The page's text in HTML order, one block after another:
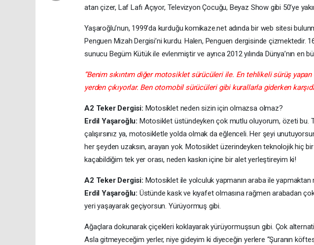
atan çizer, Laf Lafı Açıyor, Televizyon Çocuğu, Beyaz Show gibi 50’ye
Yaşaroğlu’nun, 1999’da kurduğu komikaze.net adında bir web sitesi
Penguen Mizah Dergisi’ni kurdu. Halen, Penguen dergisinde çizmektedir.
sunucu Begüm Kütük ile evlenmiştir ve ayrıca 2012 yılında Dünya’nın en
“Benim sıkıntım diğer motosiklet sürücüleri ile. En tehlikeli sürüş
yerden çıkıyorlar. Ben otomobil sürücüleri gibi kurallarla giderken
A2 Teker Dergisi: Motosiklet neden sizin için olmazsa olmaz?
Erdil Yaşaroğlu: Motosiklet üstündeyken çok mutlu oluyorum, özeti bu.
çalışırsınız ya, motosikletle yolda olmak da eğlenceli. Her şeyi
her şeyden uzaksın, arayan yok. Motosiklet üzerindeyken teknolojik hiç
kaçabildiğim tek yer orası, neden kaskın içine bir alet yerleştireyim ki!
A2 Teker Dergisi: Motosiklet ile yolculuk yapmanın araba ile yapmaktan
Erdil Yaşaroğlu: Üstünde kask ve kıyafet olmasına rağmen arabadan
yeri yaşayarak geçiyorsun. Yürüyormuş gibi.
Ağaçlara dokunarak çiçekleri koklayarak yürüyormuşsun gibi. Çok
Asla gitmeyeceğim yerler, niye gideyim ki diyeceğin yerlere “Şuranın